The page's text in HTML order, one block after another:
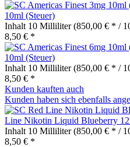
10ml (Steuer)
Inhalt 10 Milliliter(850,00 € * /
8,50 € *
10ml (Steuer)
Inhalt 10 Milliliter(850,00 € * /
8,50 € *
Kunden kauften auch
Kunden haben sich ebenfalls
Line Nikotin Liquid Blueberry
Inhalt 10 Milliliter(850,00 € * /
8,50 € *